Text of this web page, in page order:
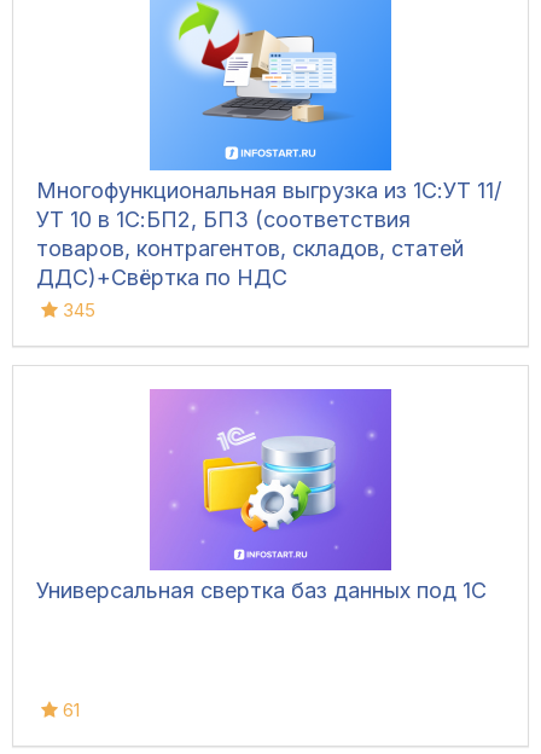
Многофункциональная выгрузка из 1С:УТ 11/
УТ 10 в 1С:БП2, БП3 (соответствия
товаров, контрагентов, складов, статей
ДДС)+Свёртка по НДС
345
Универсальная свертка баз данных под 1С
61